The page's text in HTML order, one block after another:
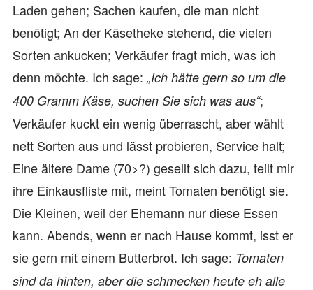
Laden gehen; Sachen kaufen, die man nicht
benötigt; An der Käsetheke stehend, die vielen
Sorten ankucken; Verkäufer fragt mich, was ich
denn möchte. Ich sage: „Ich hätte gern so um die
400 Gramm Käse, suchen Sie sich was aus“;
Verkäufer kuckt ein wenig überrascht, aber wählt
nett Sorten aus und lässt probieren, Service halt;
Eine ältere Dame (70>?) gesellt sich dazu, teilt mir
ihre Einkausfliste mit, meint Tomaten benötigt sie.
Die Kleinen, weil der Ehemann nur diese Essen
kann. Abends, wenn er nach Hause kommt, isst er
sie gern mit einem Butterbrot. Ich sage: Tomaten
sind da hinten, aber die schmecken heute eh alle